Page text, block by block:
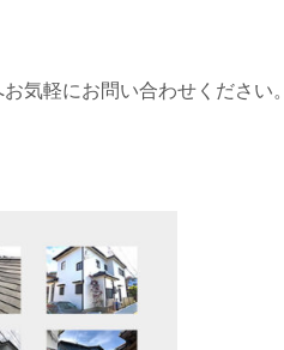
気軽にお問い合わせください。